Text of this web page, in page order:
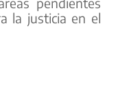
la justicia en el